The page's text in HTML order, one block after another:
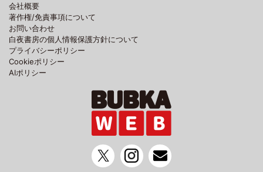
会社概要
著作権/免責事項について
お問い合わせ
白夜書房の個人情報保護方針について
プライバシーポリシー
Cookieポリシー
AIポリシー